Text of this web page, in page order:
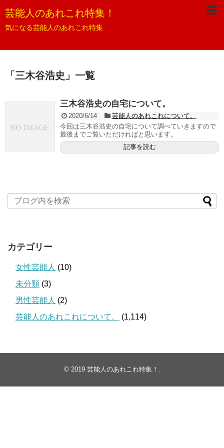
芸能人のあれこれ特集！
気になる芸能人のあれこれ特集
「 三木谷浩史 」 一覧
三木谷浩史の自宅について。
2020/6/14
芸能人のあれこれについて。
今回は三木谷浩史の自宅について調べていきますので
最後までご覧いただければと思います。
記事を読む
カテゴリー
女性芸能人 (10)
未分類 (3)
男性芸能人 (2)
芸能人のあれこれについて。
(1,114)
© 2019 芸能人のあれこれ特集！